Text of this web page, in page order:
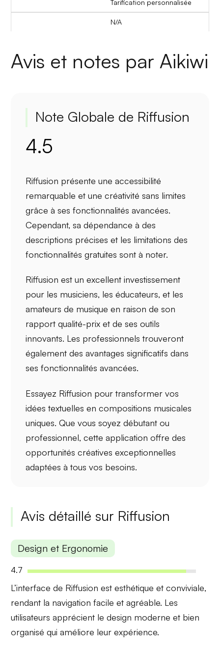
Tarification personnalisée
N/A
Avis et notes par Aikiwi
Note Globale de Riffusion
4.5
Riffusion présente uneaccessibilité
remarquable et unecréativité sans limites
grâce à ses fonctionnalités avancées.
Cependant, sa dépendance à des
descriptions précises et les limitations des
fonctionnalités gratuites sont à noter.
Riffusion est un excellentinvestissement
pour les musiciens, les éducateurs, et les
amateurs de musique en raison de son
rapport qualité-prix et de ses outils
innovants. Les professionnels trouveront
également des avantages significatifs dans
ses fonctionnalités avancées.
Essayez Riffusion pour transformer vos
idées textuelles encompositions musicales
uniques. Que vous soyez débutant ou
professionnel, cette application offre des
opportunités créatives exceptionnelles
adaptées à tous vos besoins.
Avis détaillé sur Riffusion
Design et Ergonomie
4.7
L’interface de Riffusion estesthétique et conviviale,
rendant la navigation facile et agréable. Les
utilisateurs apprécient le design moderne et bien
organisé qui améliore leur expérience.